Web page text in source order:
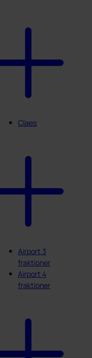
Claes
Airport 3
fraktioner
Airport 4
fraktioner